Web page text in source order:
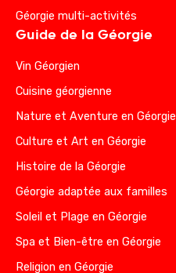
Géorgie multi-activités
Guide de la Géorgie
Vin Géorgien
Cuisine géorgienne
Nature et Aventure en Géorgie
Culture et Art en Géorgie
Histoire de la Géorgie
Géorgie adaptée aux familles
Soleil et Plage en Géorgie
Spa et Bien-être en Géorgie
Religion en Géorgie